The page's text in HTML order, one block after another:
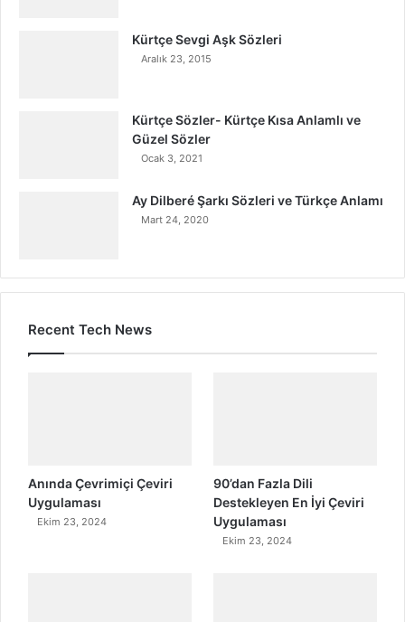
Kürtçe Sevgi Aşk Sözleri
Aralık 23, 2015
Kürtçe Sözler- Kürtçe Kısa Anlamlı ve
Güzel Sözler
Ocak 3, 2021
Ay Dilberé Şarkı Sözleri ve Türkçe Anlamı
Mart 24, 2020
Recent Tech News
Anında Çevrimiçi Çeviri
Uygulaması
Ekim 23, 2024
90’dan Fazla Dili
Destekleyen En İyi Çeviri
Uygulaması
Ekim 23, 2024